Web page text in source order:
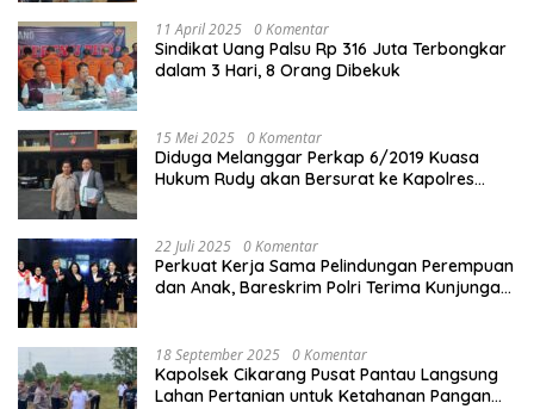
11 April 2025 0 Komentar
Sindikat Uang Palsu Rp 316 Juta Terbongkar
dalam 3 Hari, 8 Orang Dibekuk
15 Mei 2025 0 Komentar
Diduga Melanggar Perkap 6/2019 Kuasa
Hukum Rudy akan Bersurat ke Kapolres
22 Juli 2025 0 Komentar
Perkuat Kerja Sama Pelindungan Perempuan
dan Anak, Bareskrim Polri Terima Kunjungan
18 September 2025 0 Komentar
Kapolsek Cikarang Pusat Pantau Langsung
Lahan Pertanian untuk Ketahanan Pangan